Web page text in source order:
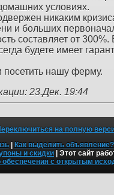
условиях.
никаким
и больших
составляет от 300%.
будете имеет
нашу ферму.
23.Дек. 19:44
на полную
| Как выделить объявление?
и скидки | Этот сайт
обеспечения с открытым